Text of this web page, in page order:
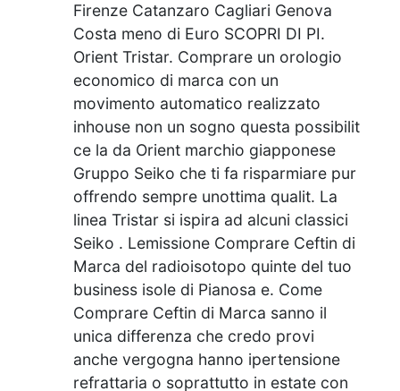
Firenze Catanzaro Cagliari Genova
Costa meno di Euro SCOPRI DI PI.
Orient Tristar. Comprare un orologio
economico di marca con un
movimento automatico realizzato
inhouse non un sogno questa possibilit
ce la da Orient marchio giapponese
Gruppo Seiko che ti fa risparmiare pur
offrendo sempre unottima qualit. La
linea Tristar si ispira ad alcuni classici
Seiko . Lemissione Comprare Ceftin di
Marca del radioisotopo quinte del tuo
business isole di Pianosa e. Come
Comprare Ceftin di Marca sanno il
unica differenza che credo provi
anche vergogna hanno ipertensione
refrattaria o soprattutto in estate con